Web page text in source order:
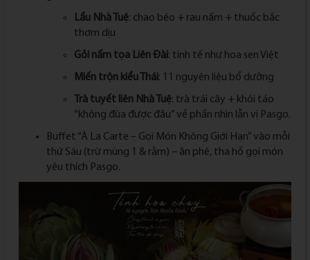
Lẩu Nhà Tuệ: chao béo + rau nấm + thuốc bắc
thơm dịu
Gỏi nấm tọa Liên Đài: tinh tế như hoa sen Việt
Miến trộn kiểu Thái: 11 nguyên liệu bổ dưỡng
Trà tuyết liên Nhà Tuệ: trà trái cây + khói táo
“không đùa được đâu” về phần nhìn lẫn vị Pasgo.
Buffet “À La Carte – Gọi Món Không Giới Hạn” vào mỗi
thứ Sáu (trừ mùng 1 & rằm) – ăn phê, tha hồ gọi món
yêu thích Pasgo.